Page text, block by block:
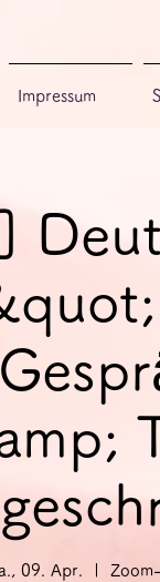
09. Apr.
Impressum